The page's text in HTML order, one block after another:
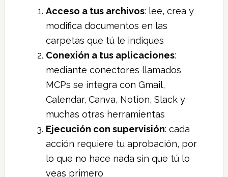
Acceso a tus archivos: lee, crea y
modifica documentos en las
carpetas que tú le indiques
Conexión a tus aplicaciones:
mediante conectores llamados
MCPs se integra con Gmail,
Calendar, Canva, Notion, Slack y
muchas otras herramientas
Ejecución con supervisión: cada
acción requiere tu aprobación, por
lo que no hace nada sin que tú lo
veas primero